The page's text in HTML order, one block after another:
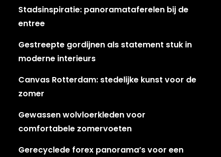
Stadsinspiratie: panoramataferelen bij de
entree
Gestreepte gordijnen als statement stuk in
moderne interieurs
Canvas Rotterdam: stedelijke kunst voor de
zomer
Gewassen wolvloerkleden voor
comfortabele zomervoeten
Gerecyclede forex panorama’s voor een